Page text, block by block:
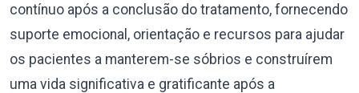
contínuo após a conclusão do tratamento, fornecendo
suporte emocional, orientação e recursos para ajudar
os pacientes a manterem-se sóbrios e construírem
uma vida significativa e gratificante após a